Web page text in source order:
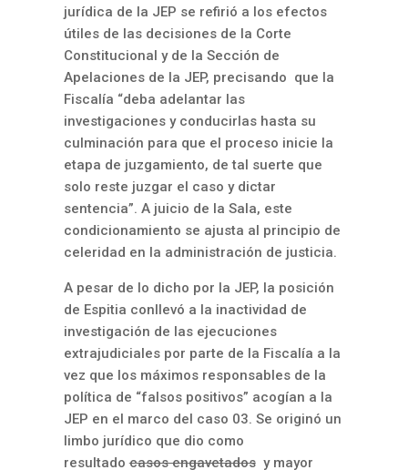
jurídica de la JEP se refirió a los efectos
útiles de las decisiones de la Corte
Constitucional y de la Sección de
Apelaciones de la JEP, precisando que la
Fiscalía “deba adelantar las
investigaciones y conducirlas hasta su
culminación para que el proceso inicie la
etapa de juzgamiento, de tal suerte que
solo reste juzgar el caso y dictar
sentencia”. A juicio de la Sala, este
condicionamiento se ajusta al principio de
celeridad en la administración de justicia.
A pesar de lo dicho por la JEP, la posición
de Espitia conllevó a la inactividad de
investigación de las ejecuciones
extrajudiciales por parte de la Fiscalía a la
vez que los máximos responsables de la
política de “falsos positivos” acogían a la
JEP en el marco del caso 03. Se originó un
limbo jurídico que dio como
resultadocasos engavetadosy mayor